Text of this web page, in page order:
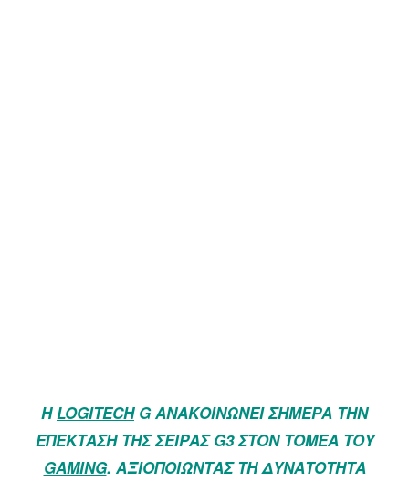
Η LOGITECHG ΑΝΑΚΟΙΝΏΝΕΙ ΣΉΜΕΡΑ ΤΗΝ
ΕΠΈΚΤΑΣΗ ΤΗΣ ΣΕΙΡΆΣ G3 ΣΤΟΝ ΤΟΜΈΑ ΤΟΥ
GAMING. ΑΞΙΟΠΟΙΏΝΤΑΣ ΤΗ ΔΥΝΑΤΌΤΗΤΑ